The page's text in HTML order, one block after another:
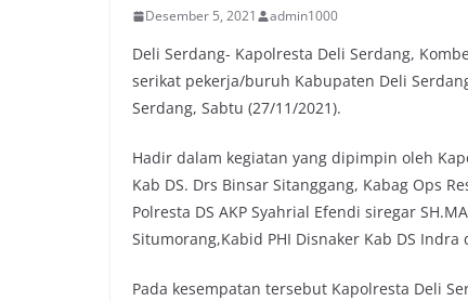
Desember 5, 2021 admin1000
Deli Serdang- Kapolresta Deli Serdang,
serikat pekerja/buruh Kabupaten Deli
Serdang, Sabtu (27/11/2021).
Hadir dalam kegiatan yang dipimpin oleh
Kab DS. Drs Binsar Sitanggang, Kabag Ops
Polresta DS AKP Syahrial Efendi siregar
Situmorang,Kabid PHI Disnaker Kab DS
Pada kesempatan tersebut Kapolresta Deli